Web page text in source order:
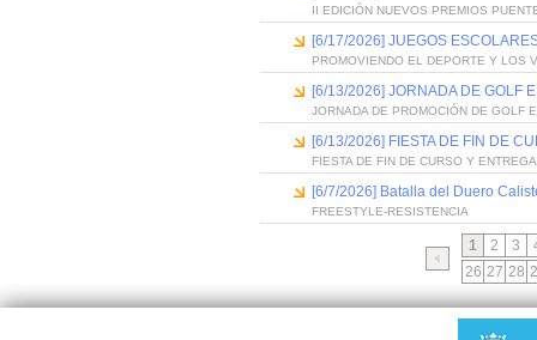
II EDICIÓN NUEVOS PREMIOS
[6/17/2026] JUEGOS
PROMOVIENDO EL DEPORTE Y LOS
[6/13/2026] JORNADA DE GOLF
JORNADA DE PROMOCIÓN DE GOLF
[6/13/2026] FIESTA DE FIN DE
FIESTA DE FIN DE CURSO Y
[6/7/2026] Batalla del Duero
FREESTYLE-RESISTENCIA
1 2 3
26 27 28